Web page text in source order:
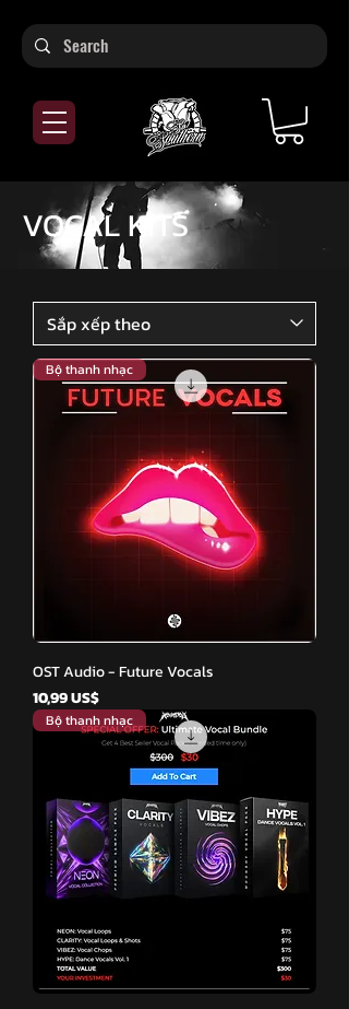
VOCAL KITS
Bộ thanh nhạc
OST Audio - Future Vocals
Giá
10,99 US$
Bộ thanh nhạc